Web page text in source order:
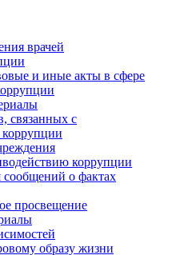
врачей
и иные акты в сфере
связанных с
коррупции
сообщений о фактах
просвещение
образу жизни